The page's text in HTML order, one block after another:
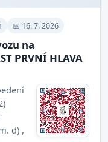
📅 16. 7. 2026
na
PRVNÍ HLAVA
d) ,